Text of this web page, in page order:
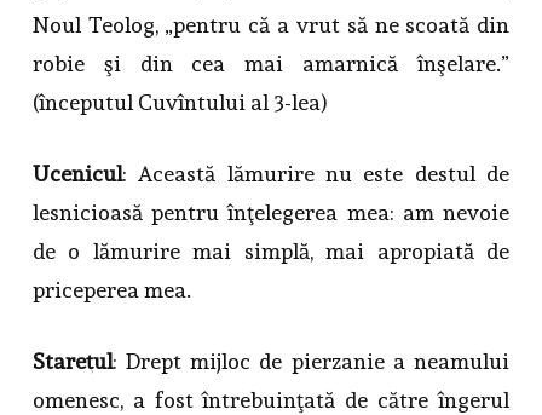
Noul Teolog, „pentru că a vrut să ne scoată din
robie şi din cea mai amarnică înşelare.”
(începutul Cuvîntului al 3-lea)
Ucenicul: Această lămurire nu este destul de
lesnicioasă pentru înţelegerea mea: am nevoie
de o lămurire mai simplă, mai apropiată de
priceperea mea.
Stareţul: Drept mijloc de pierzanie a neamului
omenesc, a fost întrebuinţată de către îngerul